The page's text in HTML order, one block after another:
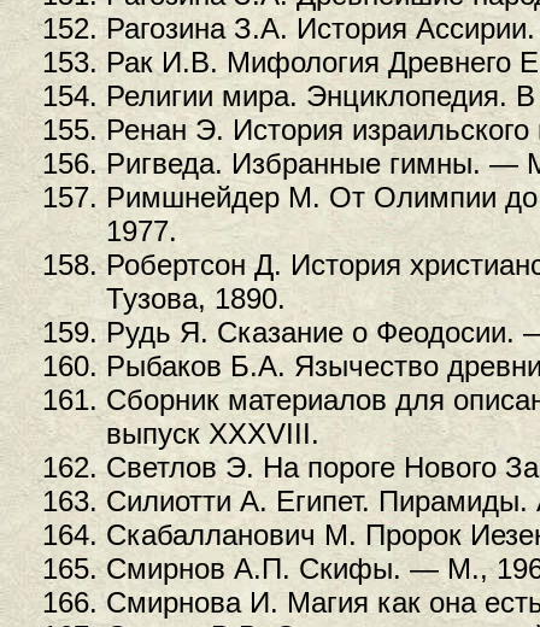
Рагозина З.А. История
Рак И.В. Мифология Древнего
Религии мира. Энциклопедия.
Ренан Э. История
Ригведа. Избранные гимны. —
Римшнейдер М. От Олимпии
1977.
Робертсон Д. История
Тузова, 1890.
Рудь Я. Сказание о
Рыбаков Б.А. Язычество
Сборник материалов для
выпуск XXXVIII.
Светлов Э. На пороге Нового
Силиотти А. Египет.
Скабалланович М. Пророк
Смирнов А.П. Скифы. — М.,
Смирнова И. Магия как она